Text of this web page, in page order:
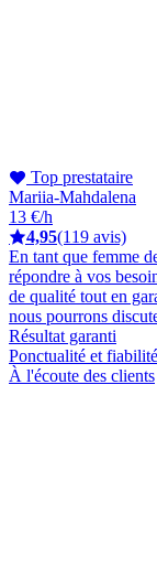
Top prestataire
Mariia-Mahdalena
13 €/h
4,95(119 avis)
En tant que femme
répondre à vos
de qualité tout en
nous pourrons
Résultat garanti
Ponctualité et fiabilité
À l'écoute des clients